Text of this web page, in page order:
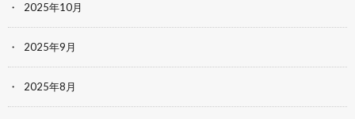
2025年10月
2025年9月
2025年8月